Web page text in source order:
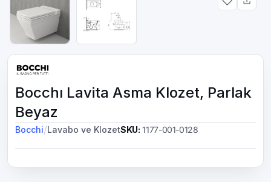
Bocchı Lavita Asma Klozet, Parlak
Beyaz
Bocchi/Lavabo ve KlozetSKU: 1177-001-0128